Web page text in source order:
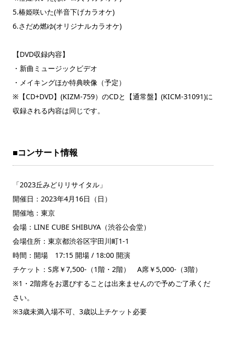
5.椿姫咲いた(半音下げカラオケ)
6.さだめ燃ゆ(オリジナルカラオケ)
【DVD収録内容】
・新曲ミュージックビデオ
・メイキングほか特典映像（予定）
※【CD+DVD】(KIZM-759）のCDと【通常盤】(KICM-31091)に
収録される内容は同じです。
■コンサート情報
「2023丘みどりリサイタル」
開催日：2023年4月16日（日）
開催地：東京
会場：LINE CUBE SHIBUYA（渋谷公会堂）
会場住所：東京都渋谷区宇田川町1-1
時間：開場 17:15 開場 / 18:00 開演
チケット：S席￥7,500-（1階・2階） A席￥5,000-（3階）
※1・2階席をお選びすることは出来ませんので予めご了承くだ
さい。
※3歳未満入場不可、3歳以上チケット必要